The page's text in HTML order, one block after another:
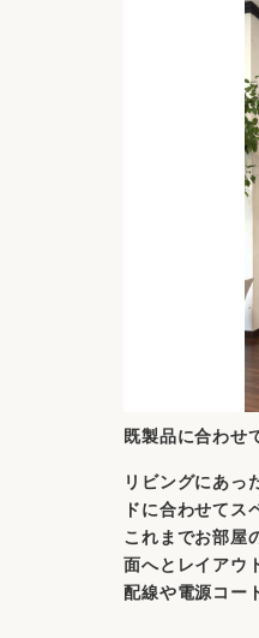
既製品に合わせ
リビングにあっ
ドに合わせてス
これまでお部屋
面へとレイアウ
配線や電源コー